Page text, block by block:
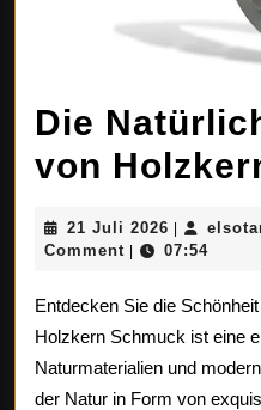
Die
von
21 Juli 2026 21
Juli
Comment
07:54
Entdecken Sie die
Holzkern Schmuck ist eine
Naturmaterialien und
der Natur in Form von